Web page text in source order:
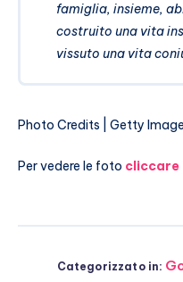
famiglia, insieme,
costruito una vita
vissuto una vita
Photo Credits | Getty
Per vedere le foto cliccare
Categorizzato in: